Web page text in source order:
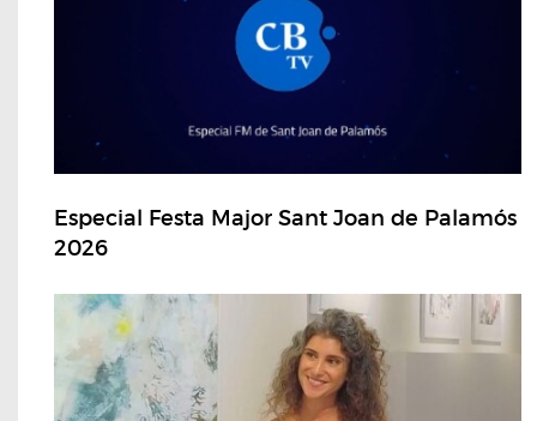
Especial Festa Major Sant Joan de Palamós
2026